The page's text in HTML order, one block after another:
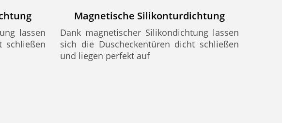
lassen
schließen
Magnetische Silikonturdichtung
Dank magnetischer Silikondichtung lassen
sich die Duscheckentüren dicht schließen
und liegen perfekt auf